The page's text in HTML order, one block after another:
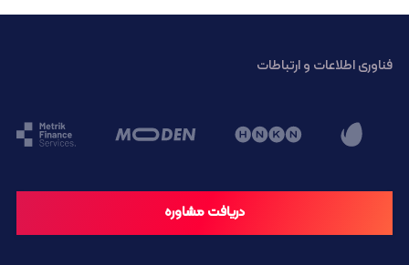
فناوری اطلاعات و ارتباطات
دریافت مشاوره